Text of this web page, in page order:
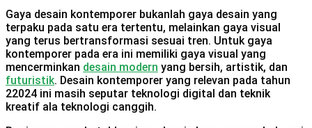
Gaya desain kontemporer bukanlah gaya desain yang
terpaku pada satu era tertentu, melainkan gaya visual
yang terus bertransformasi sesuai tren. Untuk gaya
kontemporer pada era ini memiliki gaya visual yang
mencerminkan desain modern yang bersih, artistik, dan
futuristik. Desain kontemporer yang relevan pada tahun
22024 ini masih seputar teknologi digital dan teknik
kreatif ala teknologi canggih.